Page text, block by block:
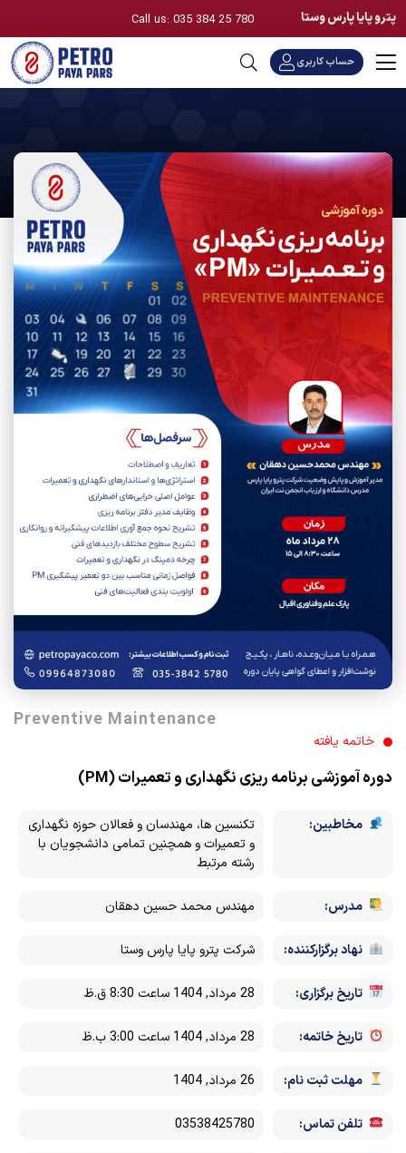
پترو پایا پارس وستا
حساب کاربری
Call us: 035 384 25 780
Preventive Maintenance
خاتمه یافته
دوره آموزشی برنامه ریزی نگهداری و تعمیرات (PM)
مخاطبین:
تکنسین ها، مهندسان و فعالان حوزه نگهداری
و تعمیرات و همچنین تمامی دانشجویان با
رشته مرتبط
مدرس: مهندس محمد حسین دهقان
نهاد برگزارکننده: شرکت پترو پایا پارس وستا
تاریخ برگزاری: 28 مرداد, 1404 ساعت 8:30 ق.ظ
تاریخ خاتمه: 28 مرداد, 1404 ساعت 3:00 ب.ظ
مهلت ثبت نام: 26 مرداد, 1404
تلفن تماس: 03538425780